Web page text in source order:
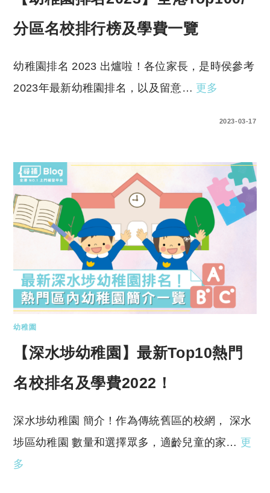
分區名校排行榜及學費一覽
幼稚園排名 2023 出爐啦！各位家長，是時侯參考
2023年最新幼稚園排名，以及留意… 更多
2023-03-17
幼稚園
【深水埗幼稚園】最新Top10熱門
名校排名及學費2022！
深水埗幼稚園 簡介！作為傳統舊區的校網， 深水
埗區幼稚園 數量和選擇眾多，適齡兒童的家… 更
多